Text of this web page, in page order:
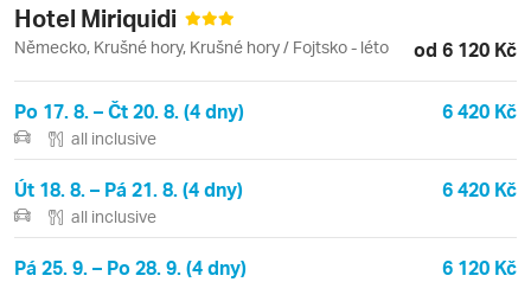
Hotel Miriquidi
Německo, Krušné hory, Krušné hory / Fojtsko - léto od 6 120 Kč
Po 17. 8. – Čt 20. 8. (4 dny) 6 420 Kč
all inclusive
Út 18. 8. – Pá 21. 8. (4 dny) 6 420 Kč
all inclusive
Pá 25. 9. – Po 28. 9. (4 dny) 6 120 Kč